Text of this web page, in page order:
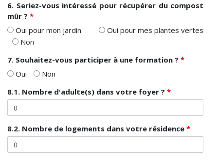
6. Seriez-vous intéressé pour récupérer du compost
mûr ? *
Oui pour mon jardin
Oui pour mes plantes vertes
Non
7. Souhaitez-vous participer à une formation ? *
Oui
Non
8.1. Nombre d'adulte(s) dans votre foyer ? *
8.2. Nombre de logements dans votre résidence *